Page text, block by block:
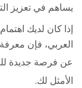
يساهم في تعزيز
إذا كان لديك
العربي، فإن
عن فرصة جديدة
الأمثل لك.